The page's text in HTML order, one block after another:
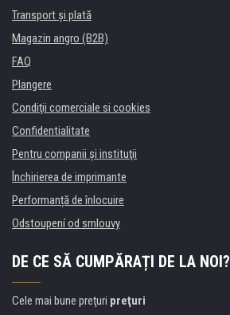
Transport şi plată
Magazin angro (B2B)
FAQ
Plangere
Condiţii comerciale si cookies
Confidentialitate
Pentru companii și instituţii
Închirierea de imprimante
Performanță de înlocuire
Odstoupení od smlouvy
DE CE SĂ CUMPĂRAȚI DE LA NOI?
Cele mai bune preţuri preţuri